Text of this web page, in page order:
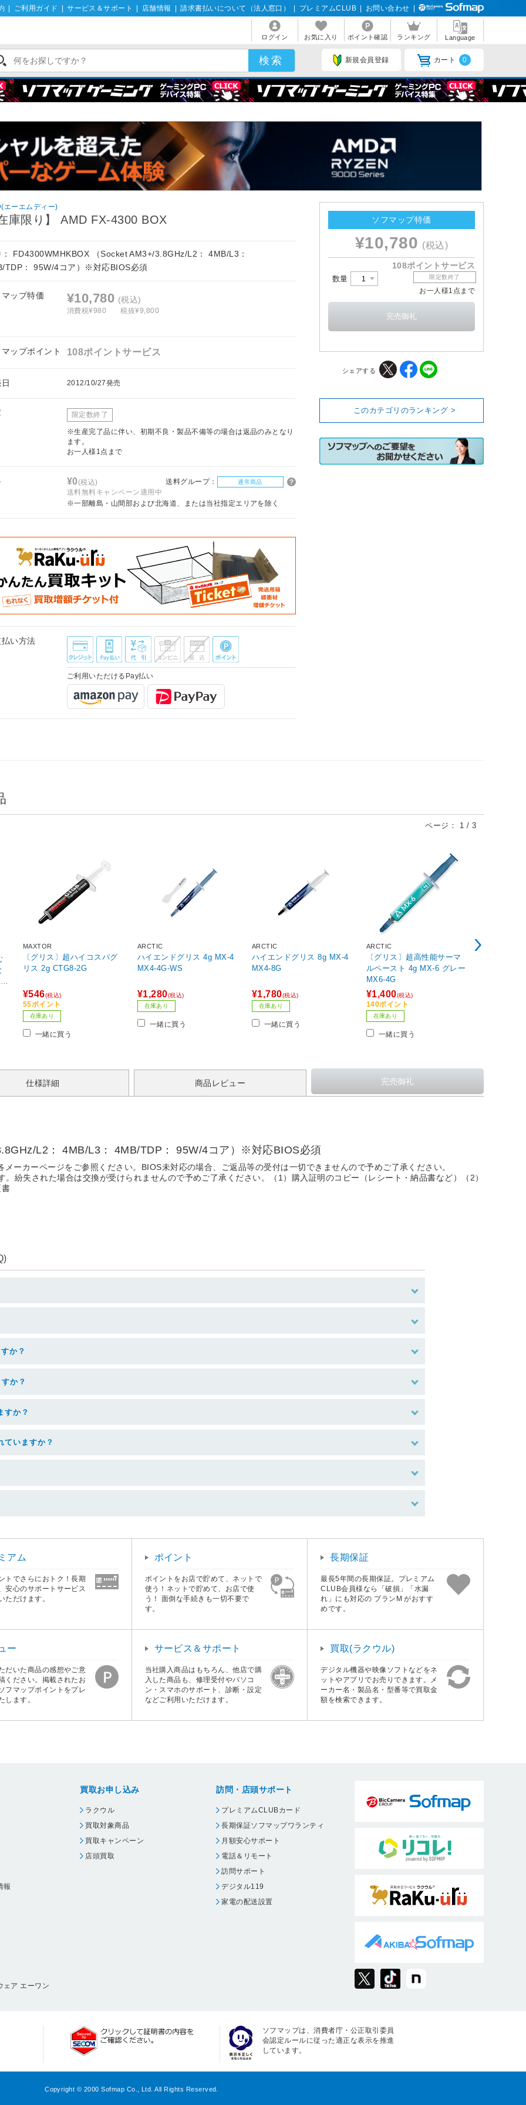
ご利用ガイド サービス＆サポート 店舗情報 請求書払いについて（法人窓口） プレミアムCLUB お問い合わせ
ログイン お気に入り ポイント確認 ランキング Language
新規会員登録 カート 0
エーエムディー)
庫限り】 AMD FX-4300 BOX
： FD4300WMHKBOX （Socket AM3+/3.8GHz/L2： 4MB/L3：
TDP： 95W/4コア）※対応BIOS必須
ップ特価 ¥10,780 (税込)
消費税¥980 税抜¥9,800
ップポイント 108ポイントサービス
2012/10/27発売
限定数終了
※生産完了品に伴い、初期不良・製品不備等の場合は返品のみとなり
ます。
お一人様1点まで
¥0(税込) 送料グループ： 通常商品
送料無料キャンペーン適用中
※一部離島・山間部および北海道、または当社指定エリアを除く
い方法
ご利用いただけるPay払い
ソフマップ特価
¥10,780 (税込)
108ポイントサービス
数量 限定数終了
お一人様1点まで
シェアする
このカテゴリのランキング >
ページ： 1 / 3
MAXTOR
〔グリス〕超ハイコスパグ
リス 2g CTG8-2G
¥546(税込)
55ポイント
在庫あり
一緒に買う
ARCTIC
ハイエンドグリス 4g MX-4
MX4-4G-WS
¥1,280(税込)
在庫あり
一緒に買う
ARCTIC
ハイエンドグリス 8g MX-4
MX4-8G
¥1,780(税込)
在庫あり
一緒に買う
ARCTIC
〔グリス〕超高性能サーマ
ルペースト 4g MX-6 グレー
MX6-4G
¥1,400(税込)
140ポイント
在庫あり
一緒に買う
サイズ
仕様詳細 商品レビュー
L2： 4MB/L3： 4MB/TDP： 95W/4コア）※対応BIOS必須
ーカーページをご参照ください。BIOS未対応の場合、ご返品等の受付は一切できませんので予めご了承ください。
紛失された場合は交換が受けられませんので予めご了承ください。（1）購入証明のコピー（レシート・納品書など）（2）
か？
か？
すか？
いますか？
アム
トでさらにおトク！長期
安心のサポートサービス
ただけます。
ポイント
ポイントをお店で貯めて、ネットで
使う！ネットで貯めて、お店で使
う！ 面倒な手続きも一切不要で
す。
長期保証
最長5年間の長期保証。プレミアム
CLUB会員様なら「破損」「水漏
れ」にも対応の プランM がおすす
めです。
ー
だいた商品の感想やご意
ください。掲載されたお
フマップポイントをプレ
します。
サービス＆サポート
当社購入商品はもちろん、他店で購
入した商品も、修理受付やパソコ
ン・スマホのサポート、診断・設定
などご利用いただけます。
買取(ラクウル)
デジタル機器や映像ソフトなどをネ
ットやアプリでお売りできます。メ
ーカー名・製品名・型番等で買取金
額を検索できます。
報
ェア エーワン
買取お申し込み
ラクウル
買取対象商品
買取キャンペーン
店頭買取
訪問・店頭サポート
プレミアムCLUBカード
長期保証ソフマップワランティ
月額安心サポート
電話＆リモート
訪問サポート
デジタル119
家電の配送設置
ソフマップは、消費者庁・公正取引委員
会認定ルールに従った適正な表示を推進
しています。
Copyright © 2000 Sofmap Co., Ltd. All Rights Reserved.